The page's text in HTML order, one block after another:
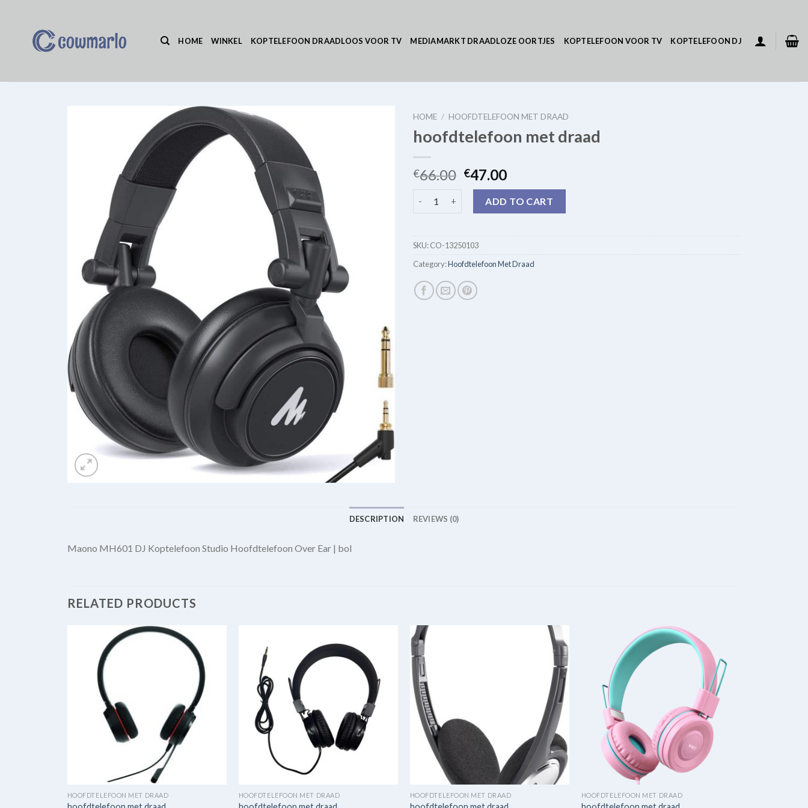
HOME WINKEL KOPTELEFOON DRAADLOOS VOOR TV MEDIAMARKT DRAADLOZE OORTJES KOPTELEFOON VOOR TV KOPTELEFOON DJ
HOME / HOOFDTELEFOON MET DRAAD
hoofdtelefoon met draad
€66.00 €47.00
ADD TO CART
SKU:CO-13250103
Category:Hoofdtelefoon Met Draad
DESCRIPTION REVIEWS (0)
Maono MH601 DJ Koptelefoon Studio Hoofdtelefoon Over Ear | bol
RELATED PRODUCTS
HOOFDTELEFOON MET DRAAD HOOFDTELEFOON MET DRAAD HOOFDTELEFOON MET DRAAD HOOFDTELEFOON MET DRAAD